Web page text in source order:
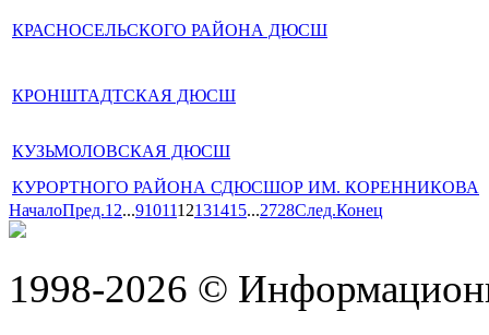
КРАСНОСЕЛЬСКОГО РАЙОНА ДЮСШ
КРОНШТАДТСКАЯ ДЮСШ
КУЗЬМОЛОВСКАЯ ДЮСШ
КУРОРТНОГО РАЙОНА СДЮСШОР ИМ. КОРЕННИКОВА
НачалоПред.1 2...9101112131415...2728След.Конец
1998-2026 ©